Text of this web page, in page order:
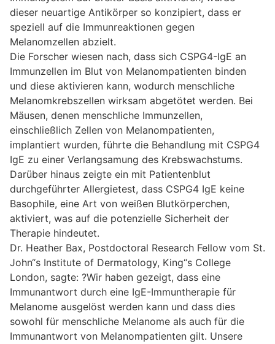
dieser neuartige Antikörper so konzipiert, dass er
speziell auf die Immunreaktionen gegen
Melanomzellen abzielt.
Die Forscher wiesen nach, dass sich CSPG4-IgE an
Immunzellen im Blut von Melanompatienten binden
und diese aktivieren kann, wodurch menschliche
Melanomkrebszellen wirksam abgetötet werden. Bei
Mäusen, denen menschliche Immunzellen,
einschließlich Zellen von Melanompatienten,
implantiert wurden, führte die Behandlung mit CSPG4
IgE zu einer Verlangsamung des Krebswachstums.
Darüber hinaus zeigte ein mit Patientenblut
durchgeführter Allergietest, dass CSPG4 IgE keine
Basophile, eine Art von weißen Blutkörperchen,
aktiviert, was auf die potenzielle Sicherheit der
Therapie hindeutet.
Dr. Heather Bax, Postdoctoral Research Fellow vom St.
John“s Institute of Dermatology, King“s College
London, sagte: ?Wir haben gezeigt, dass eine
Immunantwort durch eine IgE-Immuntherapie für
Melanome ausgelöst werden kann und dass dies
sowohl für menschliche Melanome als auch für die
Immunantwort von Melanompatienten gilt. Unsere